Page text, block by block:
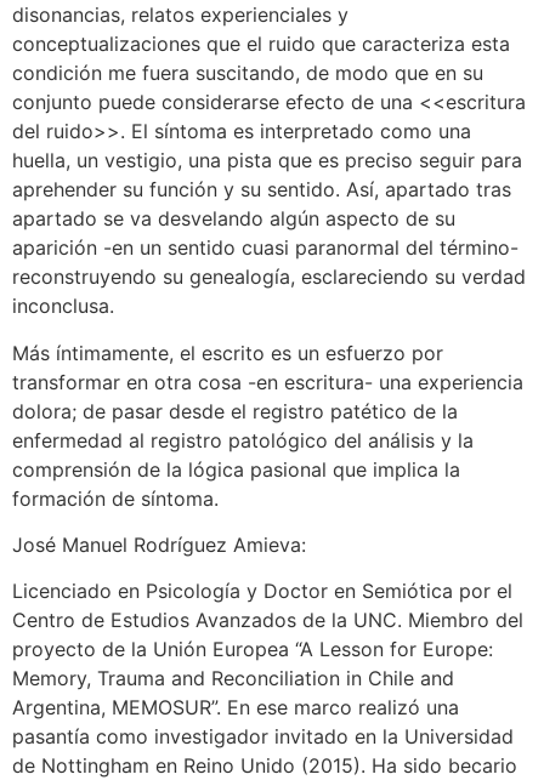
disonancias, relatos experienciales y
conceptualizaciones que el ruido que caracteriza esta
condición me fuera suscitando, de modo que en su
conjunto puede considerarse efecto de una <<escritura
del ruido>>. El síntoma es interpretado como una
huella, un vestigio, una pista que es preciso seguir para
aprehender su función y su sentido. Así, apartado tras
apartado se va desvelando algún aspecto de su
aparición -en un sentido cuasi paranormal del término-
reconstruyendo su genealogía, esclareciendo su verdad
inconclusa.
Más íntimamente, el escrito es un esfuerzo por
transformar en otra cosa -en escritura- una experiencia
dolora; de pasar desde el registro patético de la
enfermedad al registro patológico del análisis y la
comprensión de la lógica pasional que implica la
formación de síntoma.
José Manuel Rodríguez Amieva:
Licenciado en Psicología y Doctor en Semiótica por el
Centro de Estudios Avanzados de la UNC. Miembro del
proyecto de la Unión Europea “A Lesson for Europe:
Memory, Trauma and Reconciliation in Chile and
Argentina, MEMOSUR”. En ese marco realizó una
pasantía como investigador invitado en la Universidad
de Nottingham en Reino Unido (2015). Ha sido becario